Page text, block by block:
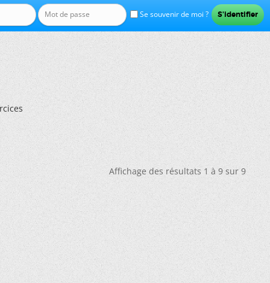
Se souvenir de moi ?
Affichage des résultats 1 à 9 sur 9